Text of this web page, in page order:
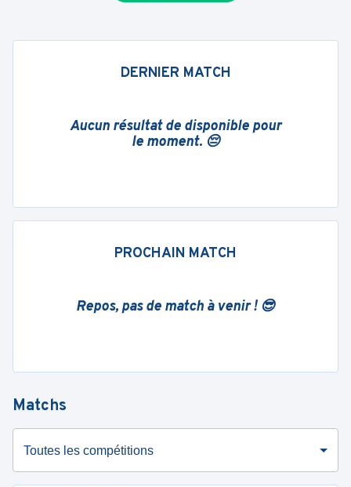
DERNIER MATCH
Aucun résultat de disponible pour
le moment. 😔
PROCHAIN MATCH
Repos, pas de match à venir ! 😎
Matchs
Toutes les compétitions